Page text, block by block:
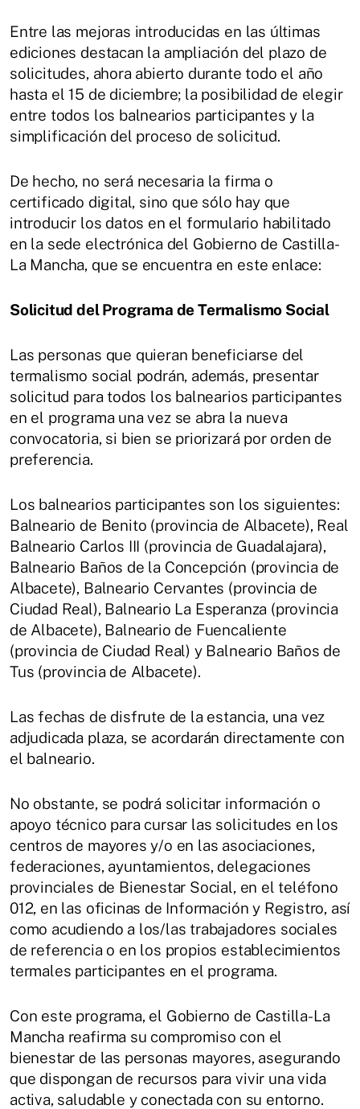
Entre las mejoras introducidas en las últimas
ediciones destacan la ampliación del plazo de
solicitudes, ahora abierto durante todo el año
hasta el 15 de diciembre; la posibilidad de elegir
entre todos los balnearios participantes y la
simplificación del proceso de solicitud.
De hecho, no será necesaria la firma o
certificado digital, sino que sólo hay que
introducir los datos en el formulario habilitado
en la sede electrónica del Gobierno de Castilla-
La Mancha, que se encuentra en este enlace:
Solicitud del Programa de Termalismo Social
Las personas que quieran beneficiarse del
termalismo social podrán, además, presentar
solicitud para todos los balnearios participantes
en el programa una vez se abra la nueva
convocatoria, si bien se priorizará por orden de
preferencia.
Los balnearios participantes son los siguientes:
Balneario de Benito (provincia de Albacete), Real
Balneario Carlos III (provincia de Guadalajara),
Balneario Baños de la Concepción (provincia de
Albacete), Balneario Cervantes (provincia de
Ciudad Real), Balneario La Esperanza (provincia
de Albacete), Balneario de Fuencaliente
(provincia de Ciudad Real) y Balneario Baños de
Tus (provincia de Albacete).
Las fechas de disfrute de la estancia, una vez
adjudicada plaza, se acordarán directamente con
el balneario.
No obstante, se podrá solicitar información o
apoyo técnico para cursar las solicitudes en los
centros de mayores y/o en las asociaciones,
federaciones, ayuntamientos, delegaciones
provinciales de Bienestar Social, en el teléfono
012, en las oficinas de Información y Registro, así
como acudiendo a los/las trabajadores sociales
de referencia o en los propios establecimientos
termales participantes en el programa.
Con este programa, el Gobierno de Castilla-La
Mancha reafirma su compromiso con el
bienestar de las personas mayores, asegurando
que dispongan de recursos para vivir una vida
activa, saludable y conectada con su entorno.